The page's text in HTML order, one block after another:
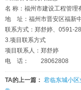
名 称：福州市
地 址：福州市晋
联系方式：郑舒
3.项目联系方式
项目联系人：郑舒婷
电 话： 28062808
TA的上一篇： 君临东城小